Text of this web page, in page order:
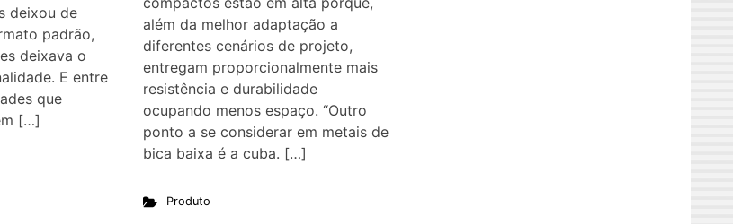
deixou de
padrão,
deixava o
E entre
que
[…]
além da melhor adaptação a
diferentes cenários de projeto,
entregam proporcionalmente mais
resistência e durabilidade
ocupando menos espaço. “Outro
ponto a se considerar em metais de
bica baixa é a cuba. […]
Produto